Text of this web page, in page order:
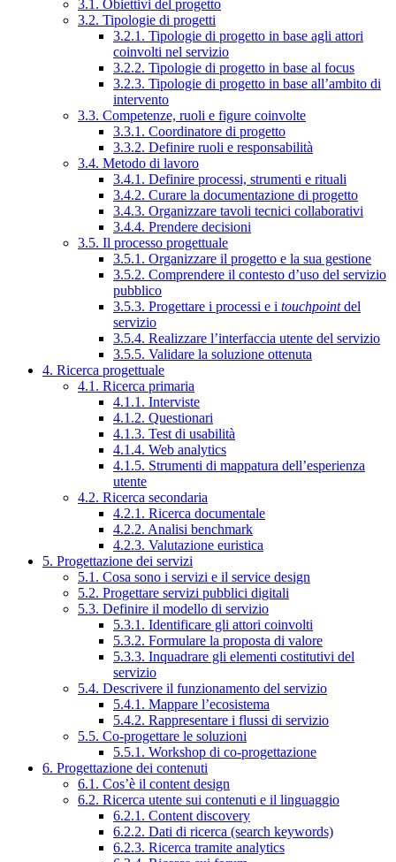
3.1. Obiettivi del progetto
3.2. Tipologie di progetti
3.2.1. Tipologie di progetto in base agli attori
coinvolti nel servizio
3.2.2. Tipologie di progetto in base al focus
3.2.3. Tipologie di progetto in base all’ambito di
intervento
3.3. Competenze, ruoli e figure coinvolte
3.3.1. Coordinatore di progetto
3.3.2. Definire ruoli e responsabilità
3.4. Metodo di lavoro
3.4.1. Definire processi, strumenti e rituali
3.4.2. Curare la documentazione di progetto
3.4.3. Organizzare tavoli tecnici collaborativi
3.4.4. Prendere decisioni
3.5. Il processo progettuale
3.5.1. Organizzare il progetto e la sua gestione
3.5.2. Comprendere il contesto d’uso del servizio
pubblico
3.5.3. Progettare i processi e i touchpointdel
servizio
3.5.4. Realizzare l’interfaccia utente del servizio
3.5.5. Validare la soluzione ottenuta
4. Ricerca progettuale
4.1. Ricerca primaria
4.1.1. Interviste
4.1.2. Questionari
4.1.3. Test di usabilità
4.1.4. Web analytics
4.1.5. Strumenti di mappatura dell’esperienza
utente
4.2. Ricerca secondaria
4.2.1. Ricerca documentale
4.2.2. Analisi benchmark
4.2.3. Valutazione euristica
5. Progettazione dei servizi
5.1. Cosa sono i servizi e il service design
5.2. Progettare servizi pubblici digitali
5.3. Definire il modello di servizio
5.3.1. Identificare gli attori coinvolti
5.3.2. Formulare la proposta di valore
5.3.3. Inquadrare gli elementi costitutivi del
servizio
5.4. Descrivere il funzionamento del servizio
5.4.1. Mappare l’ecosistema
5.4.2. Rappresentare i flussi di servizio
5.5. Co-progettare le soluzioni
5.5.1. Workshop di co-progettazione
6. Progettazione dei contenuti
6.1. Cos’è il content design
6.2. Ricerca utente sui contenuti e il linguaggio
6.2.1. Content discovery
6.2.2. Dati di ricerca (search keywords)
6.2.3. Ricerca tramite analytics